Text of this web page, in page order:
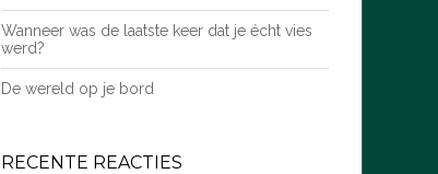
Wanneer was de laatste keer dat je écht vies
werd?
De wereld op je bord
RECENTE REACTIES